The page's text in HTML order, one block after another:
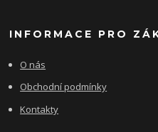
INFORMACE PRO
O nás
Obchodní podmínky
Kontakty